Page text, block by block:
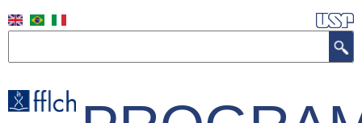
para
principal